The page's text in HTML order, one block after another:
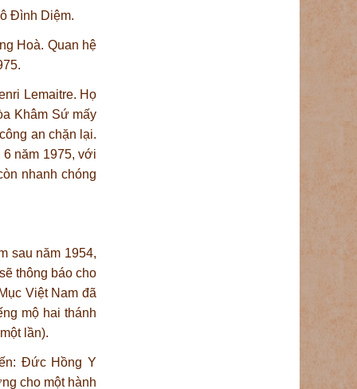
Đình Diệm.
Hoà. Quan hệ
Lemaitre. Họ
Khâm Sứ mấy
an chặn lại.
năm 1975, với
nhanh chóng
sau năm 1954,
thông báo cho
Việt Nam đã
mộ hai thánh
lần).
Đức Hồng Y
cho một hành